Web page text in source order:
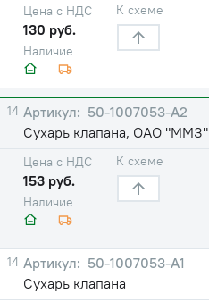
Наличие
Цена с НДС
130 руб.
К схеме
14
50-1007053-А2
Сухарь клапана, ОАО "ММЗ"
Наличие
Цена с НДС
153 руб.
К схеме
14
50-1007053-А1
Сухарь клапана